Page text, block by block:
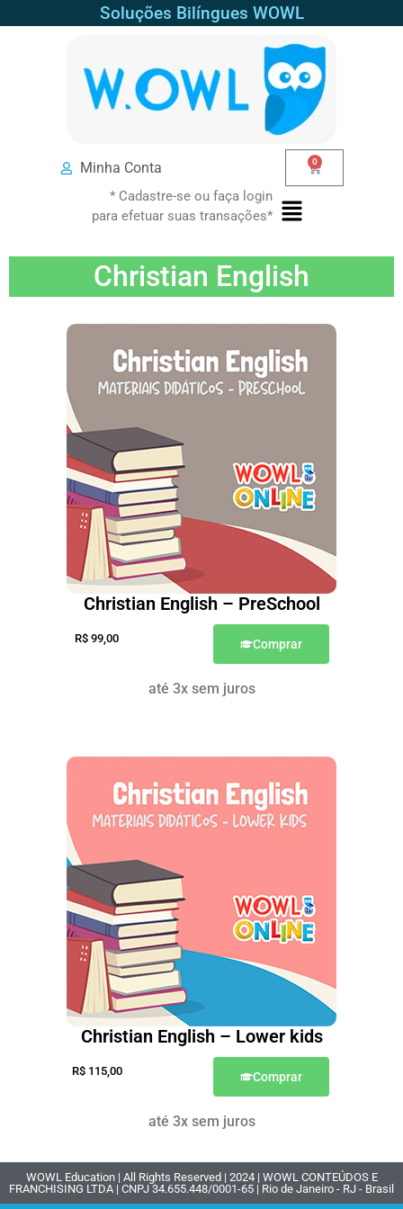
Soluções Bilíngues WOWL
Minha Conta 0
* Cadastre-se ou faça login
para efetuar suas transações*
Christian English
Christian English – PreSchool
R$ 99,00 Comprar
até 3x sem juros
Christian English – Lower kids
R$115,00 Comprar
até 3x sem juros
WOWL Education | All Rights Reserved | 2024 | WOWL CONTEÚDOS E
FRANCHISING LTDA | CNPJ 34.655.448/0001-65 | Rio de Janeiro - RJ - Brasil